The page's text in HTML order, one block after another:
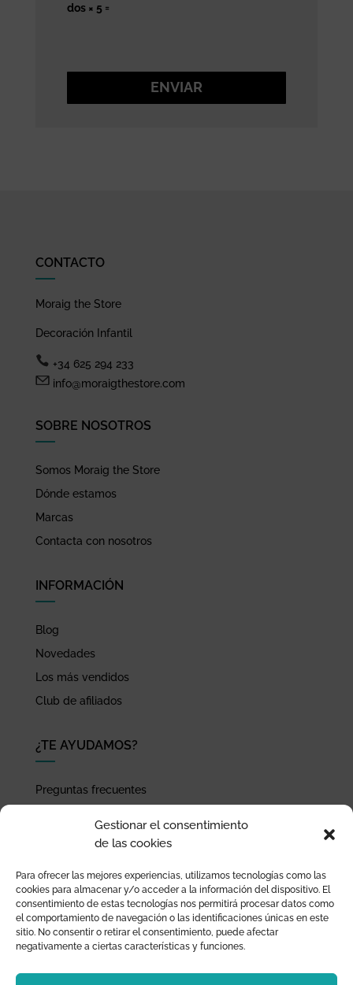
Gestionar el consentimiento
de las cookies
Para ofrecer las mejores experiencias, utilizamos tecnologías como las
cookies para almacenar y/o acceder a la información del dispositivo. El
consentimiento de estas tecnologías nos permitirá procesar datos como
el comportamiento de navegación o las identificaciones únicas en este
sitio. No consentir o retirar el consentimiento, puede afectar
negativamente a ciertas características y funciones.
dos × 5 =
ENVIAR
CONTACTO
Moraig the Store
Decoración Infantil
+34 625 294 233
info@moraigthestore.com
SOBRE NOSOTROS
Somos Moraig the Store
Dónde estamos
Marcas
Contacta con nosotros
INFORMACIÓN
Blog
Novedades
Los más vendidos
Club de afiliados
¿TE AYUDAMOS?
Preguntas frecuentes
Pago seguro
Devoluciones y garantía